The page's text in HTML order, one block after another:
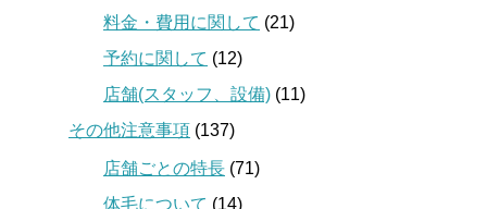
料金・費用に関して (21)
予約に関して (12)
店舗(スタッフ、設備) (11)
その他注意事項 (137)
店舗ごとの特長 (71)
体毛について (14)